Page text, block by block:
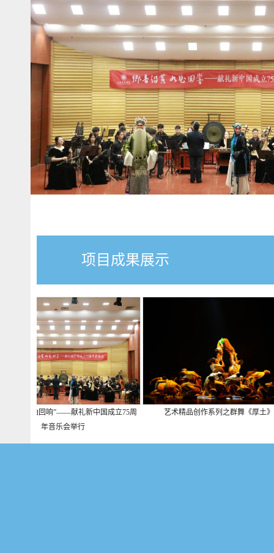
项目成果展示
沿黄 九曲回响”——献礼新中国成立75周
年音乐会举行
艺术精品创作系列之群舞《厚土》